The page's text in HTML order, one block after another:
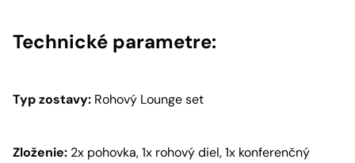
Technické parametre:
Typ zostavy: Rohový Lounge set
Zloženie: 2x pohovka, 1x rohový diel, 1x konferenčný